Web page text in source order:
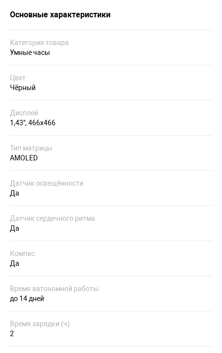
Основные характеристики
Категория товара
Умные часы
Цвет
Чёрный
Дисплей
1,43", 466x466
Тип матрицы
AMOLED
Датчик освещённости
Да
Датчик сердечного ритма
Да
Компас
Да
Время автономной работы
до 14 дней
Время зарядки (ч)
2